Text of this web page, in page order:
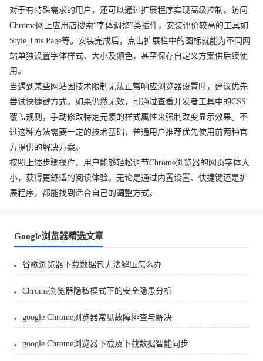
对于有特殊需求的用户，还可以通过扩展程序实现高级控制。访问
Chrome网上应用店搜索“字体调整”类插件，安装评价较高的工具如
Style This Page等。安装完成后，点击扩展栏中的图标就能为不同网
站单独设置字体样式、大小及颜色，甚至保存自定义方案供后续使
用。
当遇到某些网站因技术限制无法正常响应浏览器设置时，建议优先
尝试快捷键方式。如果仍然无效，可通过查看开发者工具中的CSS
覆盖规则，手动修改特定元素的样式属性来强制改变显示效果。不
过这种方法需要一定的技术基础，普通用户推荐优先使用前两种官
方提供的解决方案。
按照上述步骤操作，用户能够轻松调节Chrome浏览器的网页字体大
小，获得更舒适的阅读体验。无论是通过内置设置、快捷键还是扩
展程序，都能找到适合自己的调整方式。
Google浏览器精选文章
谷歌浏览器下载数据包无法解压怎么办
Chrome浏览器隐私模式下的安全隐患分析
google Chrome浏览器常见故障排查与解决
google Chrome浏览器下载及下载数据智能同步